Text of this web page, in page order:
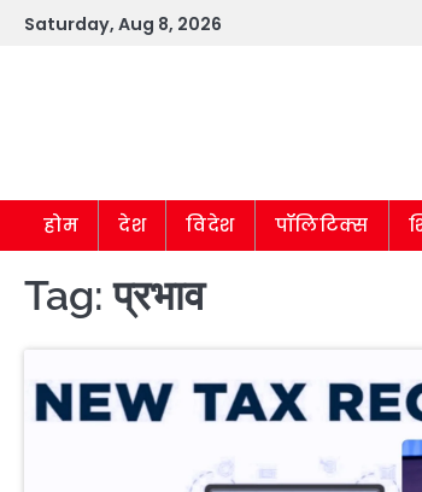
SkipSaturday, Aug 8, 2026
होम देश विदेश पॉलिटिक्स
Tag:प्रभाव